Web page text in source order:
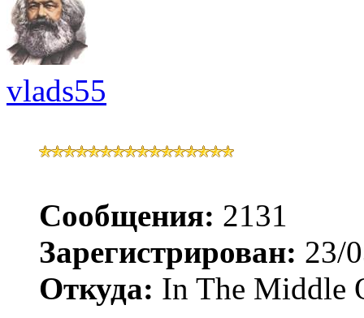
vlads55
Сообщения: 2131
Зарегистрирован: 23/
Откуда: In The Middle